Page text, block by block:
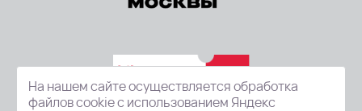
На нашем сайте осуществляется обработка
файлов cookie с использованием Яндекс